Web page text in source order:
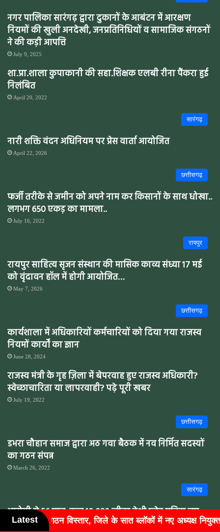
नगर पालिका सारंगढ़ द्वारा दुकानों के आबंटन में आरक्षण
नियमों की खुली अनदेखी, जनप्रतिनिधियों व सामाजिक संगठनों
ने की कड़ी आपत्ति
July 9, 2025
शा.प्रा.शाला कुपाकानी की सहा.शिक्षक एलबी रीना पैंकरा हुई
निलंबित
April 20, 2022
सारंगढ़
नारी शक्ति वंदन अधिनियम पर प्रेस वार्ता आयोजित
April 22, 2026
छत्तीसगढ़
फर्जी तरीके से जमीन को अपने नाम कर किसानों के साथ धोखा..
लगभग 650 एकड़ का मामला..
July 16, 2022
रायपुर
रायपुर साहित्य सृजन संस्थान की मासिक काव्य संध्या 17 मई
को वृंदावन हॉल में होगी आयोजित…
May 7, 2026
छत्तीसगढ़
कार्यशाला में अधिकारियों कर्मचारियों को दिया गया राजस्व
नियमों कार्यों का ज्ञान
June 28, 2024
राजस्व मंत्री के गृह ज़िला में बेपरवाह हुए राजस्व अधिकारी?
स्वेच्छाचारिता या लापरवाही? पढ़े पूरी खबर
July 19, 2022
छत्तीसगढ़
डभरा चौहान समाज द्वारा अठ गवा बैठक में नव निर्मित सदस्यों
का गठन संपन्न
March 26, 2022
सारंगढ़
आरोपी से 56 पाव, कुल 10.080 लीटर देशी प्लेन मदिरा जप्त,
कीमत ₹4,480
Latestमें नए अध्यक्ष नियुक्त सतीश चौहान को मिली बड़ी